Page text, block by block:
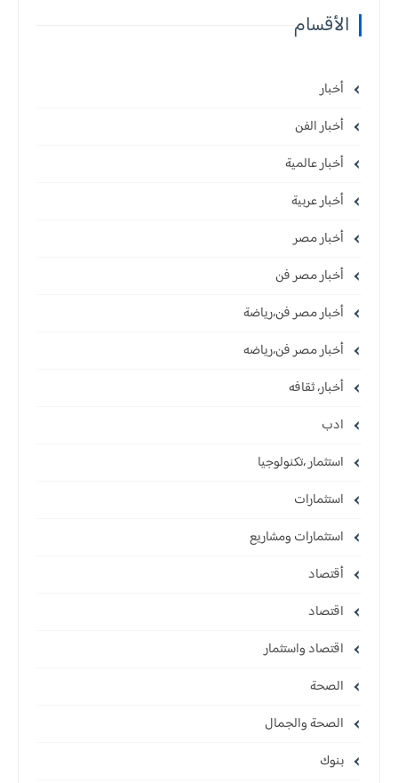
الأقسام
أخبار
أخبار الفن
أخبار عالمية
أخبار عربية
أخبار مصر
أخبار مصر فن
أخبار مصر فن،رياضة
أخبار مصر فن،رياضه
أخبار، ثقافه
ادب
استثمار ،تكنولوجيا
استثمارات
استثمارات ومشاريع
أقتصاد
اقتصاد
اقتصاد واستثمار
الصحة
الصحة والجمال
بنوك